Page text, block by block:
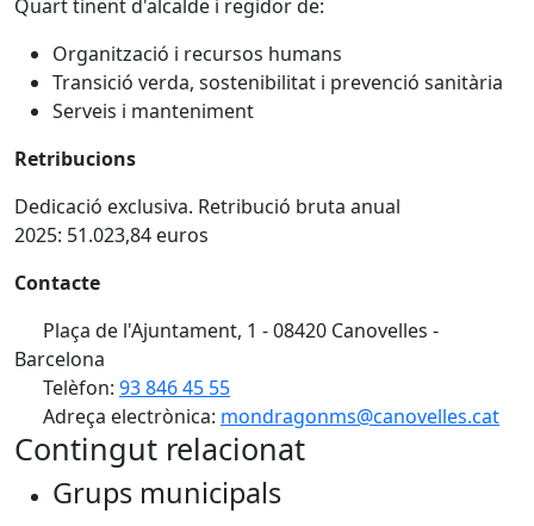
Quart tinent d'alcalde i regidorde:
Organització i recursos humans
Transició verda, sostenibilitat i prevenció sanitària
Serveis i manteniment
Retribucions
Dedicació exclusiva. Retribució bruta anual
2025: 51.023,84 euros
Contacte
Plaça de l'Ajuntament, 1 - 08420 Canovelles -
Barcelona
Telèfon: 93 846 45 55
Adreça electrònica: mondragonms@canovelles.cat
Contingut relacionat
Grups municipals